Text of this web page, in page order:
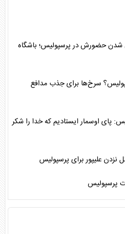
حضورش در پرسپولیس؛ باشگاه
سرخ‌ها برای جذب مدافع
پای اوسمار ایستادیم که خدا را شکر
پرسپولیس